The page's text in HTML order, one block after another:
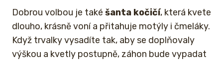
Dobrou volbou je také šanta kočičí, která kvete
dlouho, krásně voní a přitahuje motýly i čmeláky.
Když trvalky vysadíte tak, aby se doplňovaly
výškou a kvetly postupně, záhon bude vypadat